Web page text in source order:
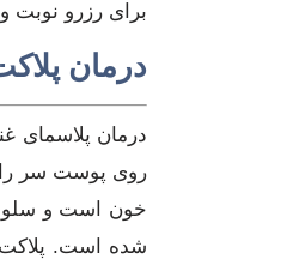
برای رزرو نوبت
درمان
درمان پلاسمای
روی پوست سر را
خون است و
شده است.